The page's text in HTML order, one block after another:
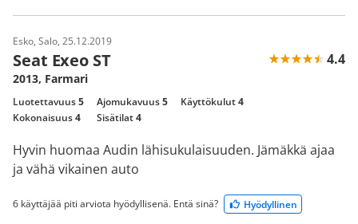
Esko, Salo, 25.12.2019
Seat Exeo ST 4.4
2013, Farmari
Luotettavuus5 Ajomukavuus5 Käyttökulut4
Kokonaisuus4 Sisätilat4
Hyvin huomaa Audin lähisukulaisuuden. Jämäkkä ajaa
ja vähä vikainen auto
6 käyttäjää piti arviota hyödyllisenä. Entä sinä? Hyödyllinen